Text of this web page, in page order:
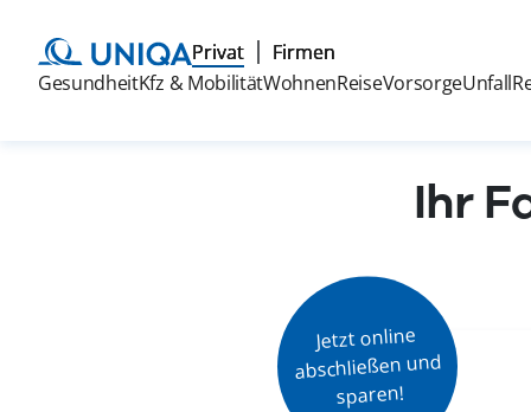
Privat Firmen
GesundheitKfz & MobilitätWohnenReiseVorsorgeUnfall
Ihr
Jetzt online
abschließen und
sparen!